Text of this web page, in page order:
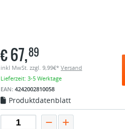
€67,89
inkl MwSt. zzgl. 9,99€* Versand
Lieferzeit: 3-5 Werktage
EAN: 4242002810058
Produktdatenblatt